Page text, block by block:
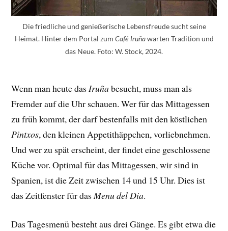
Die friedliche und genießerische Lebensfreude sucht seine
Heimat. Hinter dem Portal zum Café Iruñawarten Tradition und
das Neue. Foto: W. Stock, 2024.
Wenn man heute das Iruñabesucht, muss man als
Fremder auf die Uhr schauen. Wer für das Mittagessen
zu früh kommt, der darf bestenfalls mit den köstlichen
Pintxos, den kleinen Appetithäppchen, vorliebnehmen.
Und wer zu spät erscheint, der findet eine geschlossene
Küche vor. Optimal für das Mittagessen, wir sind in
Spanien, ist die Zeit zwischen 14 und 15 Uhr. Dies ist
das Zeitfenster für das Menu del Dia.
Das Tagesmenü besteht aus drei Gänge. Es gibt etwa die